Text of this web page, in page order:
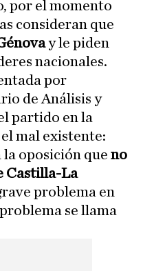
por el momento
consideran que
y le piden
nacionales.
por
de Análisis y
partido en la
mal existente:
la oposición que no
Castilla-La
problema en
se llama